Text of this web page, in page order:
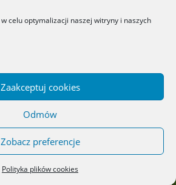
celu optymalizacji naszej witryny i naszych
Zaakceptuj cookies
Odmów
Zobacz preferencje
Polityka plików cookies